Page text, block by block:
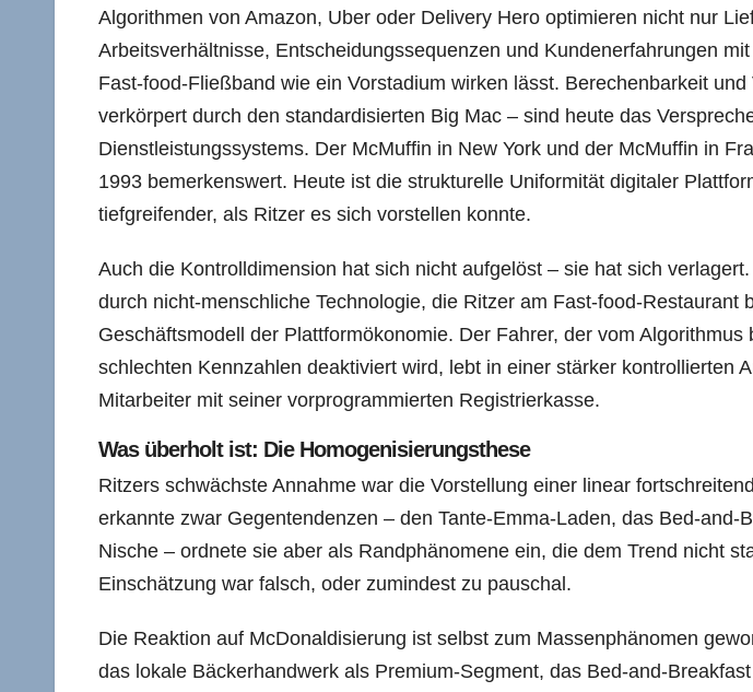
Algorithmen von Amazon, Uber oder Delivery Hero optimieren nicht nur
Arbeitsverhältnisse, Entscheidungssequenzen und Kundenerfahrungen
Fast-food-Fließband wie ein Vorstadium wirken lässt. Berechenbarkeit
verkörpert durch den standardisierten Big Mac – sind heute das
Dienstleistungssystems. Der McMuffin in New York und der McMuffin in
1993 bemerkenswert. Heute ist die strukturelle Uniformität digitaler
tiefgreifender, als Ritzer es sich vorstellen konnte.
Auch die Kontrolldimension hat sich nicht aufgelöst – sie hat sich
durch nicht-menschliche Technologie, die Ritzer am Fast-food-Restaurant
Geschäftsmodell der Plattformökonomie. Der Fahrer, der vom Algorithmus
schlechten Kennzahlen deaktiviert wird, lebt in einer stärker kontrollierten
Mitarbeiter mit seiner vorprogrammierten Registrierkasse.
Was überholt ist: Die Homogenisierungsthese
Ritzers schwächste Annahme war die Vorstellung einer linear
erkannte zwar Gegentendenzen – den Tante-Emma-Laden, das Bed-and-
Nische – ordnete sie aber als Randphänomene ein, die dem Trend nicht
Einschätzung war falsch, oder zumindest zu pauschal.
Die Reaktion auf McDonaldisierung ist selbst zum Massenphänomen
das lokale Bäckerhandwerk als Premium-Segment, das Bed-and-